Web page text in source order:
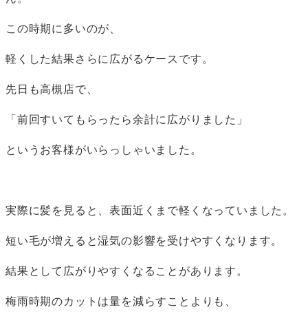
この時期に多いのが、
軽くした結果さらに広がるケースです。
先日も高槻店で、
「前回すいてもらったら余計に広がりました」
というお客様がいらっしゃいました。
実際に髪を見ると、表面近くまで軽くなっていました。
短い毛が増えると湿気の影響を受けやすくなります。
結果として広がりやすくなることがあります。
梅雨時期のカットは量を減らすことよりも、